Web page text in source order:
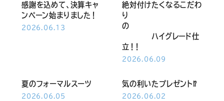
感謝を込めて、決算キャ
ンペーン始まりました！
2026.06.13
絶対付けたくなるこだわ
り
の
ハイグレード仕
立！！
2026.06.09
夏のフォーマルスーツ
2026.06.05
気の利いたプレゼント⁉
2026.06.02